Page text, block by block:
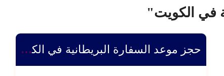
في الكويت"
حجز موعد السفارة البريطانية في الكويت 50503376